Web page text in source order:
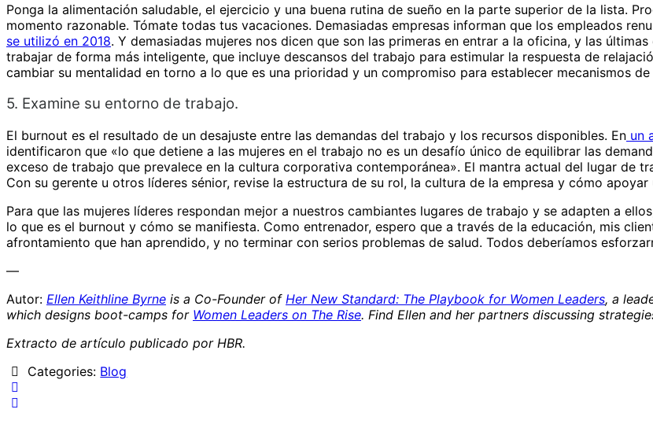
Ponga la alimentación saludable, el ejercicio y una buena rutina de sueño en la parte superior de la lista.
momento razonable. Tómate todas tus vacaciones. Demasiadas empresas informan que los empleados
se utilizó en 2018. Y demasiadas mujeres nos dicen que son las primeras en entrar a la oficina, y las
trabajar de forma más inteligente, que incluye descansos del trabajo para estimular la respuesta de
cambiar su mentalidad en torno a lo que es una prioridad y un compromiso para establecer mecanismos
5. Examine su entorno de trabajo.
El burnout es el resultado de un desajuste entre las demandas del trabajo y los recursos disponibles. En un
identificaron que «lo que detiene a las mujeres en el trabajo no es un desafío único de equilibrar las
exceso de trabajo que prevalece en la cultura corporativa contemporánea». El mantra actual del lugar de
Con su gerente u otros líderes sénior, revise la estructura de su rol, la cultura de la empresa y cómo
Para que las mujeres líderes respondan mejor a nuestros cambiantes lugares de trabajo y se adapten a
lo que es el burnout y cómo se manifiesta. Como entrenador, espero que a través de la educación, mis
afrontamiento que han aprendido, y no terminar con serios problemas de salud. Todos deberíamos
—
Autor: Ellen Keithline Byrne is a Co-Founder of Her New Standard: The Playbook for Women Leaders, a
which designs boot-camps for Women Leaders on The Rise. Find Ellen and her partners discussing
Extracto de artículo publicado por HBR.
Categories: Blog